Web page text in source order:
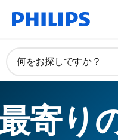
何をお探しですか？
寄り